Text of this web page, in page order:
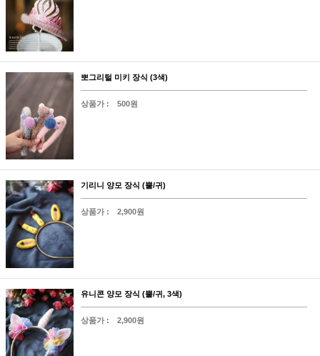
뽀그리털 미키 장식 (3색)
상품가 : 500원
기리니 양모 장식 (뿔/귀)
상품가 : 2,900원
유니콘 양모 장식 (뿔/귀, 3색)
상품가 : 2,900원